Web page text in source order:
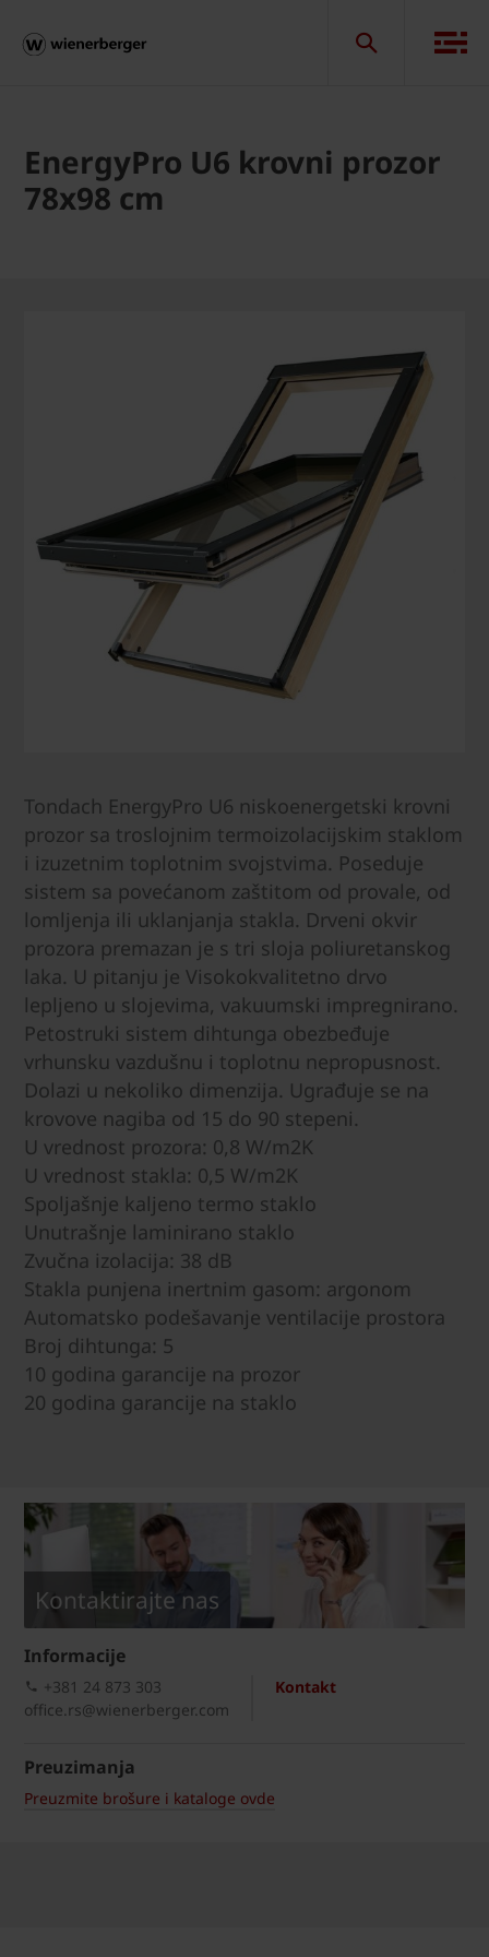
EnergyPro U6 krovni prozor
78x98 cm
Tondach EnergyPro U6 niskoenergetski krovni
prozor sa troslojnim termoizolacijskim staklom
i izuzetnim toplotnim svojstvima. Poseduje
sistem sa povećanom zaštitom od provale, od
lomljenja ili uklanjanja stakla. Drveni okvir
prozora premazan je s tri sloja poliuretanskog
laka. U pitanju je Visokokvalitetno drvo
lepljeno u slojevima, vakuumski impregnirano.
Petostruki sistem dihtunga obezbeđuje
vrhunsku vazdušnu i toplotnu nepropusnost.
Dolazi u nekoliko dimenzija. Ugrađuje se na
krovove nagiba od 15 do 90 stepeni.
U vrednost prozora: 0,8 W/m2K
U vrednost stakla: 0,5 W/m2K
Spoljašnje kaljeno termo staklo
Unutrašnje laminirano staklo
Zvučna izolacija: 38 dB
Stakla punjena inertnim gasom: argonom
Automatsko podešavanje ventilacije prostora
Broj dihtunga: 5
10 godina garancije na prozor
20 godina garancije na staklo
Kontaktirajte nas
Informacije
Kontakt
+381 24 873 303
office.rs@wienerberger.com
Preuzimanja
Preuzmite brošure i kataloge ovde